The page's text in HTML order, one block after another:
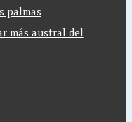
palmas
más austral del